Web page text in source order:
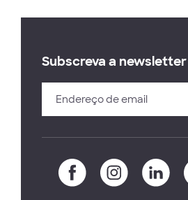
Subscreva a newsletter